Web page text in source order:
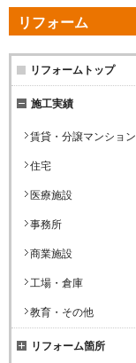
リフォーム
リフォームトップ
施工実績
賃貸・分譲マンション
住宅
医療施設
事務所
商業施設
工場・倉庫
教育・その他
リフォーム箇所